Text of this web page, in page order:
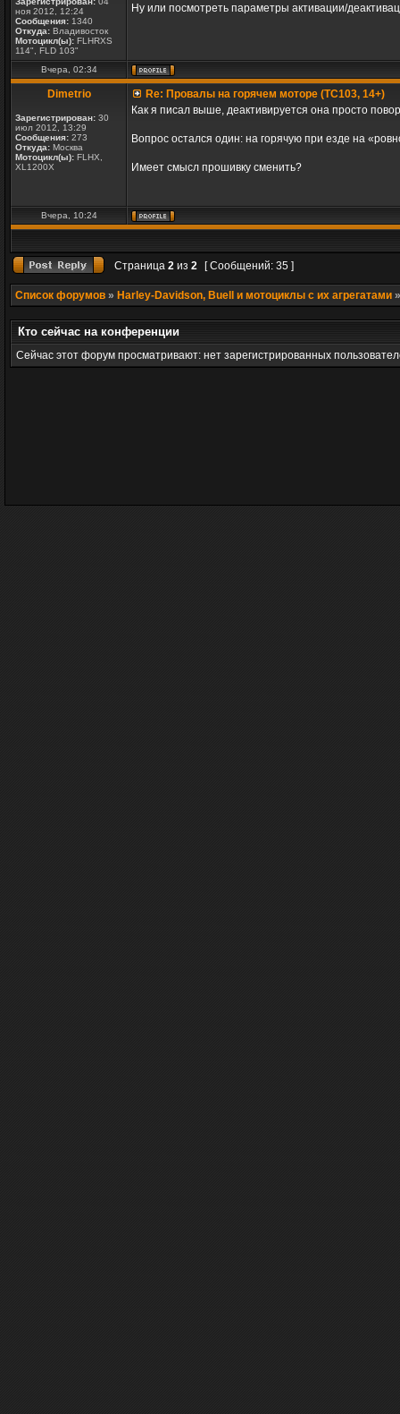
ноя 2012, 12:24
Сообщения: 1340
Откуда: Владивосток
Мотоцикл(ы): FLHRXS
114", FLD 103"
Ну или посмотреть параметры активации/
Вчера, 02:34
Dimetrio
Зарегистрирован: 30
июл 2012, 13:29
Сообщения: 273
Откуда: Москва
Мотоцикл(ы): FLHX,
XL1200X
Re: Провалы на горячем моторе (TC103, 14+)
Как я писал выше, деактивируется она просто
Вопрос остался один: на горячую при езде на
Имеет смысл прошивку сменить?
Вчера, 10:24
Страница 2 из 2 [ Сообщений: 35 ]
Список форумов » Harley-Davidson, Buell и мотоциклы с их агрегатами
Кто сейчас на конференции
Сейчас этот форум просматривают: нет зарегистрированных